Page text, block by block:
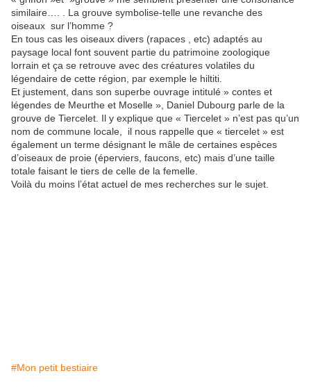
similaire…. . La grouve symbolise-telle une revanche des
oiseaux sur l’homme ?
En tous cas les oiseaux divers (rapaces , etc) adaptés au
paysage local font souvent partie du patrimoine zoologique
lorrain et ça se retrouve avec des créatures volatiles du
légendaire de cette région, par exemple le hiltiti.
Et justement, dans son superbe ouvrage intitulé » contes et
légendes de Meurthe et Moselle », Daniel Dubourg parle de la
grouve de Tiercelet. Il y explique que « Tiercelet » n’est pas qu’un
nom de commune locale, il nous rappelle que « tiercelet » est
également un terme désignant le mâle de certaines espèces
d’oiseaux de proie (éperviers, faucons, etc) mais d’une taille
totale faisant le tiers de celle de la femelle.
Voilà du moins l’état actuel de mes recherches sur le sujet.
#Mon petit bestiaire